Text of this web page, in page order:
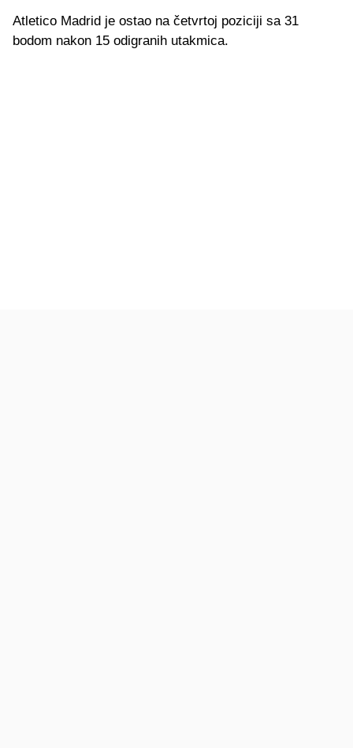
Atletico Madrid je ostao na četvrtoj poziciji sa 31
bodom nakon 15 odigranih utakmica.